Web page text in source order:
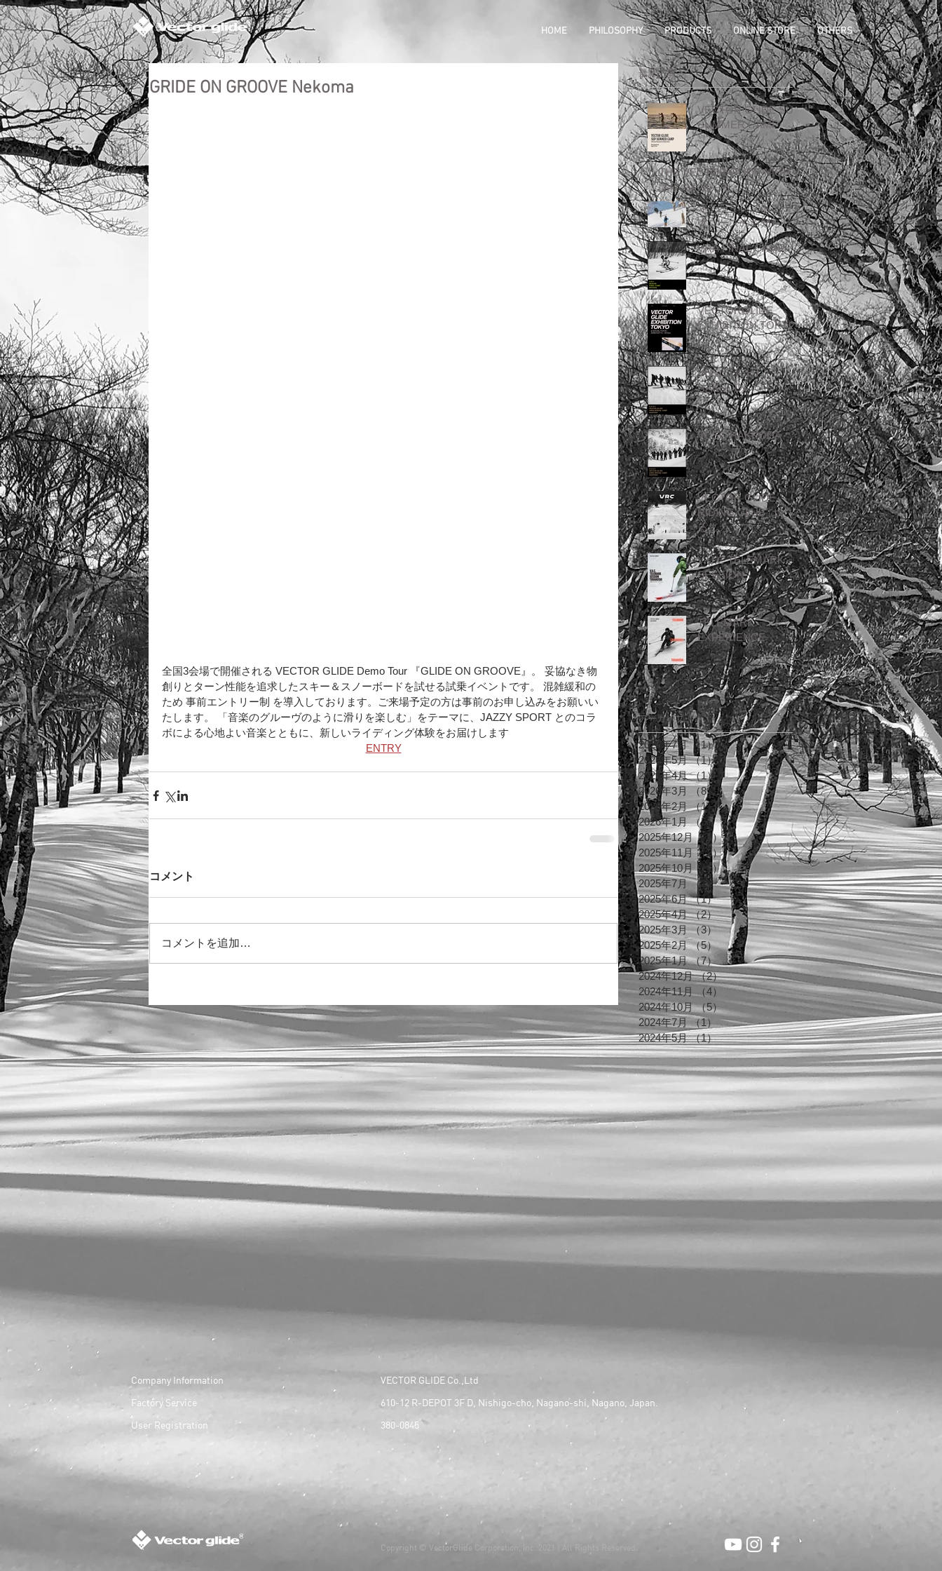
HOME PHILOSOPHY PRODUCTS ONLINE STORE OTHERS
GRIDE ON GROOVE Nekoma
全国3会場で開催される VECTOR GLIDE Demo Tour 『GLIDE ON GROOVE』。 妥協なき物
創りとターン性能を追求したスキー＆スノーボードを試せる試乗イベントです。 混雑緩和の
ため 事前エントリー制 を導入しております。ご来場予定の方は事前のお申し込みをお願いい
たします。 「音楽のグルーヴのように滑りを楽しむ」をテーマに、JAZZY SPORT とのコラ
ボによる心地よい音楽とともに、新しいライディング体験をお届けします
ENTRY
コメント
コメントを追加…
最新記事
VECTOR GLIDE SUP
SUMMER CAMP
THE VECTOR GLIDE NIGHT
開催のお知らせ
オンラインストア一時
クローズのお知らせ
VRA FINAL CAMP
VECTORGLIDE
EXHIBITION TOKYO
VUSC LIGHT
HAKKODA
VUSC HAKKODA
VECTOR GLIDE
RIDING CLUB はとぐ
るまカップ
V.U.C TELEMARK
SESSION
TELEMARK
EXPERIENCE
アーカイブ
2026年7月 （1）1件の記事
2026年5月 （1）1件の記事
2026年4月 （1） 1件の記事
2026年3月
（8）8件の記事
2026年2月 （1）1件の記事
2026年1月 （5）5件の記事
2025年12月 （9）9件の記事
2025年11月 （2）2件の記事
2025年10月 （1）1件の記事
2025年7月 （1）1件の記事
2025年6月 （1）1件の記事
2025年4月 （2）2件の記事
2025年3月 （3）3件の記事
2025年2月 （5）5件の記事
2025年1月 （7）
7件の記事
2024年12月 （2）2件の記事
2024年11月
（4） 4件の記事
2024年10月 （5）5件の記事
2024年7月
（1） 1件の記事
2024年5月 （1）1件の記事
Company Information
​Factory Service
User Registration
VECTOR GLIDE Co.,Ltd
610-12 R-DEPOT 3F D, Nishigo-cho, Nagano-shi, Nagano, Japan.
380-0845
Copyright © VectorGlide Corporation, Inc. 2021 | All Rights Reserved.